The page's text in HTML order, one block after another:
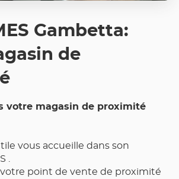
Gambetta:
de
votre magasin de proximité
vous accueille dans son
.
point de vente de proximité